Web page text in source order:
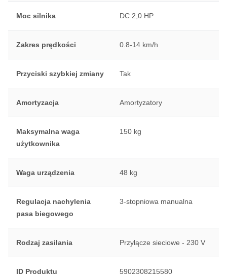
Moc silnika DC 2,0 HP
Zakres prędkości 0.8-14 km/h
Przyciski szybkiej zmiany Tak
Amortyzacja Amortyzatory
Maksymalna waga
użytkownika
150 kg
Waga urządzenia 48 kg
Regulacja nachylenia
pasa biegowego
3-stopniowa manualna
Rodzaj zasilania Przyłącze sieciowe - 230 V
ID Produktu 5902308215580